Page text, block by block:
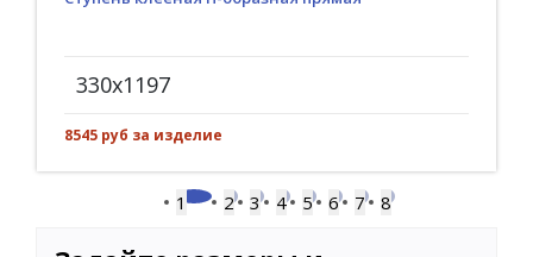
330x1197
8545 руб за изделие
1 2 3 4 5 6 7 8